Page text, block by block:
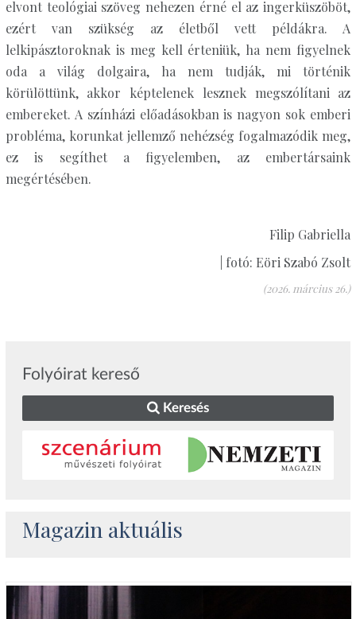
elvont teológiai szöveg nehezen érné el az ingerküszöböt,
ezért van szükség az életből vett példákra. A
lelkipásztoroknak is meg kell érteniük, ha nem figyelnek
oda a világ dolgaira, ha nem tudják, mi történik
körülöttünk, akkor képtelenek lesznek megszólítani az
embereket. A színházi előadásokban is nagyon sok emberi
probléma, korunkat jellemző nehézség fogalmazódik meg,
ez is segíthet a figyelemben, az embertársaink
megértésében.
Filip Gabriella
| fotó: Eöri Szabó Zsolt
(2026. március 26.)
Folyóirat kereső
Keresés
Magazin aktuális